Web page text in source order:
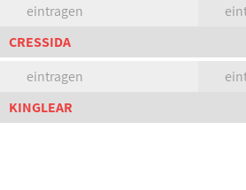
eintragen
CRESSIDA
eintragen
KINGLEAR